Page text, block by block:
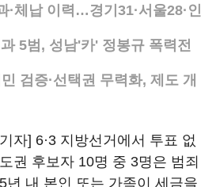
·체납 이력…경기31·서울28·인
5범, 성남'카' 정봉규 폭력전
검증·선택권 무력화, 제도 개
자] 6·3 지방선거에서 투표 없
권 후보자 10명 중 3명은 범죄
년 내 본인 또는 가족이 세금을